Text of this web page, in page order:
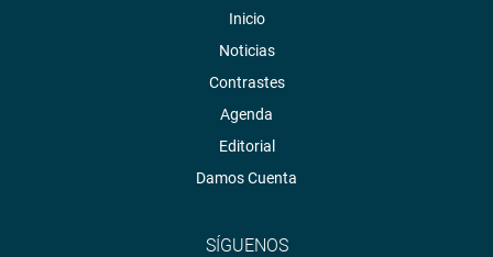
Inicio
Noticias
Contrastes
Agenda
Editorial
Damos Cuenta
SÍGUENOS